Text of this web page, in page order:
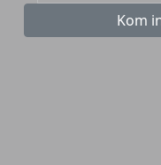
Kom